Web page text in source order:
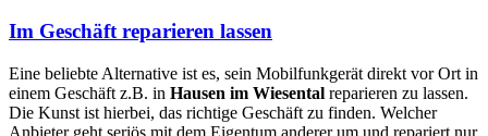
Im Geschäft reparieren lassen
Eine beliebte Alternative ist es, sein Mobilfunkgerät direkt vor Ort in
einem Geschäft z.B. in Hausen im Wiesental reparieren zu lassen.
Die Kunst ist hierbei, das richtige Geschäft zu finden. Welcher
Anbieter geht seriös mit dem Eigentum anderer um und repariert nur